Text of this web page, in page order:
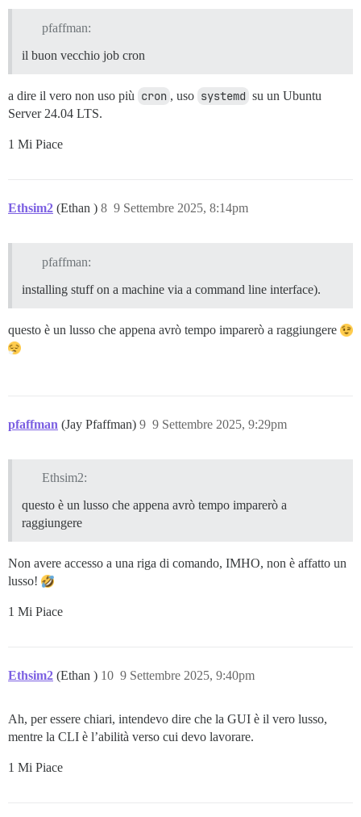
pfaffman:
il buon vecchio job cron
a dire il vero non uso più cron , uso systemd su un Ubuntu
Server 24.04 LTS.
1 Mi Piace
Ethsim2 (Ethan ) 9 Settembre 2025, 8:14pm
8
pfaffman:
installing stuff on a machine via a command line interface).
questo è un lusso che appena avrò tempo imparerò a raggiungere
pfaffman (Jay Pfaffman) 9 Settembre 2025, 9:29pm
9
Ethsim2:
questo è un lusso che appena avrò tempo imparerò a
raggiungere
Non avere accesso a una riga di comando, IMHO, non è affatto un
lusso!
1 Mi Piace
Ethsim2 (Ethan ) 9 Settembre 2025, 9:40pm
10
Ah, per essere chiari, intendevo dire che la GUI è il vero lusso,
mentre la CLI è l’abilità verso cui devo lavorare.
1 Mi Piace